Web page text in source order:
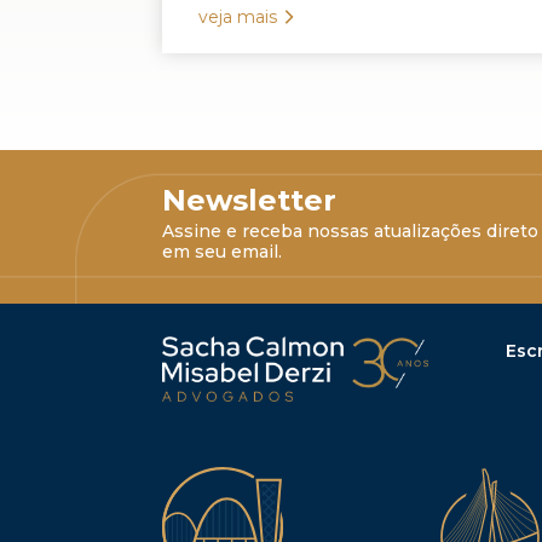
veja mais
Newsletter
Assine e receba nossas atualizações direto
em seu email.